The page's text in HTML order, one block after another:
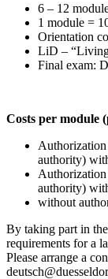
6 – 12
1 module =
Orientation
LiD –
Final exam:
Costs per module
authority)
authority)
without
By taking part in
requirements for a
Please arrange a